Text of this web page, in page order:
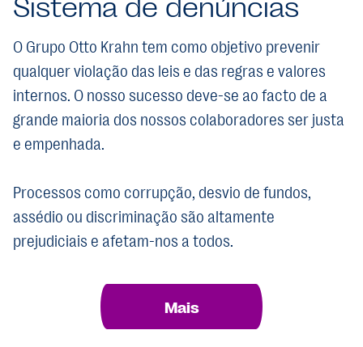
O Grupo Otto Krahn tem como objetivo prevenir
qualquer violação das leis e das regras e valores
internos. O nosso sucesso deve-se ao facto de a
grande maioria dos nossos colaboradores ser justa
e empenhada.
Processos como corrupção, desvio de fundos,
assédio ou discriminação são altamente
prejudiciais e afetam-nos a todos.
Mais